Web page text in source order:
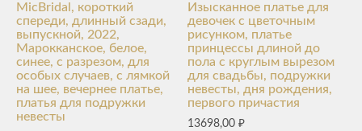
MicBridal, короткий
спереди, длинный сзади,
выпускной, 2022,
Марокканское, белое,
синее, с разрезом, для
особых случаев, с лямкой
на шее, вечернее платье,
платья для подружки
невесты
Изысканное платье для
девочек с цветочным
рисунком, платье
принцессы длиной до
пола с круглым вырезом
для свадьбы, подружки
невесты, дня рождения,
первого причастия
13698,00₽